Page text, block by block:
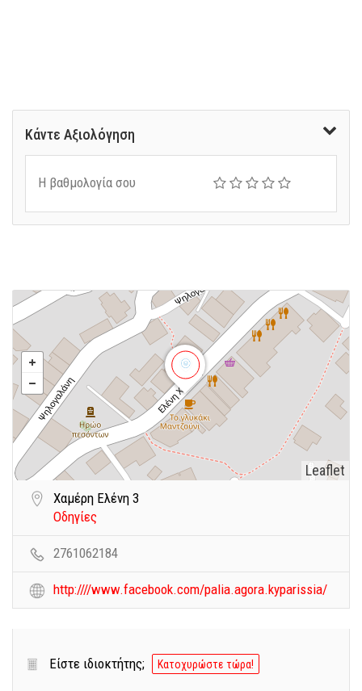
Κάντε Αξιολόγηση
Η βαθμολογία σου
Leaflet
Χαμέρη Ελένη 3
Οδηγίες
2761062184
http:////www.facebook.com/palia.agora.kyparissia/
Είστε ιδιοκτήτης; Κατοχυρώστε τώρα!